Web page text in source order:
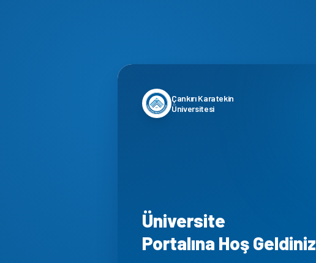
Çankırı Karatekin
Üniversitesi
Üniversite
Portalına Hoş Geldiniz